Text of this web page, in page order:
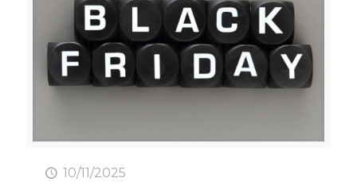
10/11/2025